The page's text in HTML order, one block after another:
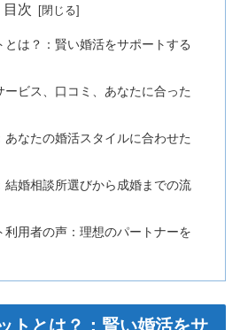
目次
とは？：賢い婚活をサポートする
ービス、口コミ、あなたに合った
あなたの婚活スタイルに合わせた
結婚相談所選びから成婚までの流
利用者の声：理想のパートナーを
トとは？：賢い婚活をサ